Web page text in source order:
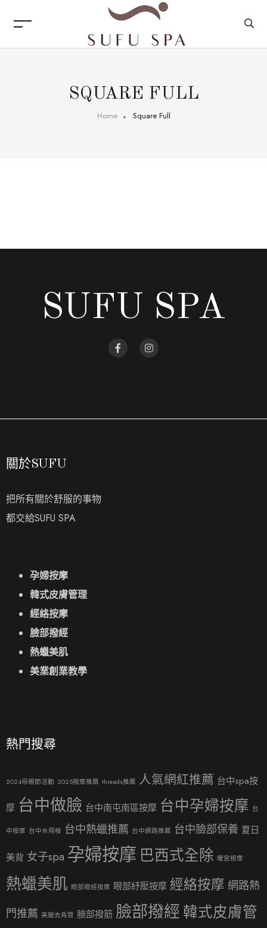
SQUARE FULL
Home Square Full
SUFU SPA
關於SUFU
把所有關於舒服的事物
都交給SUFU SPA
孕婦按摩
韓式皮膚管理
經絡按摩
臉部撥經
熱蠟美肌
美業創業教學
熱門搜尋
2024母親節活動 2025按摩推薦 threads推薦 人氣網紅推薦 台中spa按
摩 台中做臉 台中南屯南區按摩 台中孕婦按摩 台
中按摩 台中水飛梭 台中熱蠟推薦 台中網路推薦 台中臉部保養 夏日
美背 女子spa 孕婦按摩 巴西式全除 暖宮按摩
熱蠟美肌 眼部撥經按摩 眼部紓壓按摩 經絡按摩 網路熱
門推薦 美腿去角質 臉部撥筋 臉部撥經 韓式皮膚管